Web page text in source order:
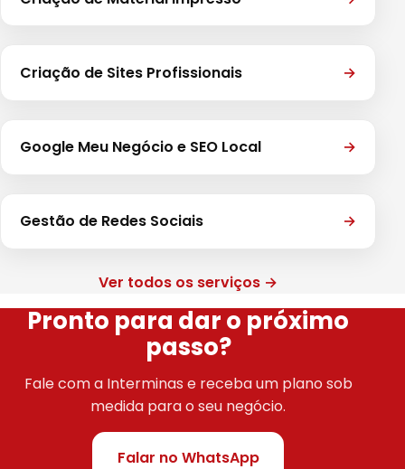
Criação de Sites Profissionais →
Google Meu Negócio e SEO Local →
Gestão de Redes Sociais →
Ver todos os serviços →
Pronto para dar o próximo
passo?
Fale com a Interminas e receba um plano sob
medida para o seu negócio.
Falar no WhatsApp